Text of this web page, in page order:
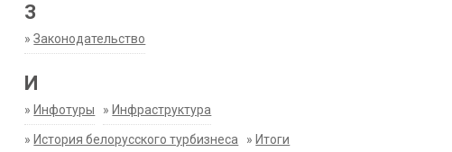
З
»Законодательство
И
» Инфотуры » Инфраструктура
» История белорусского турбизнеса » Итоги